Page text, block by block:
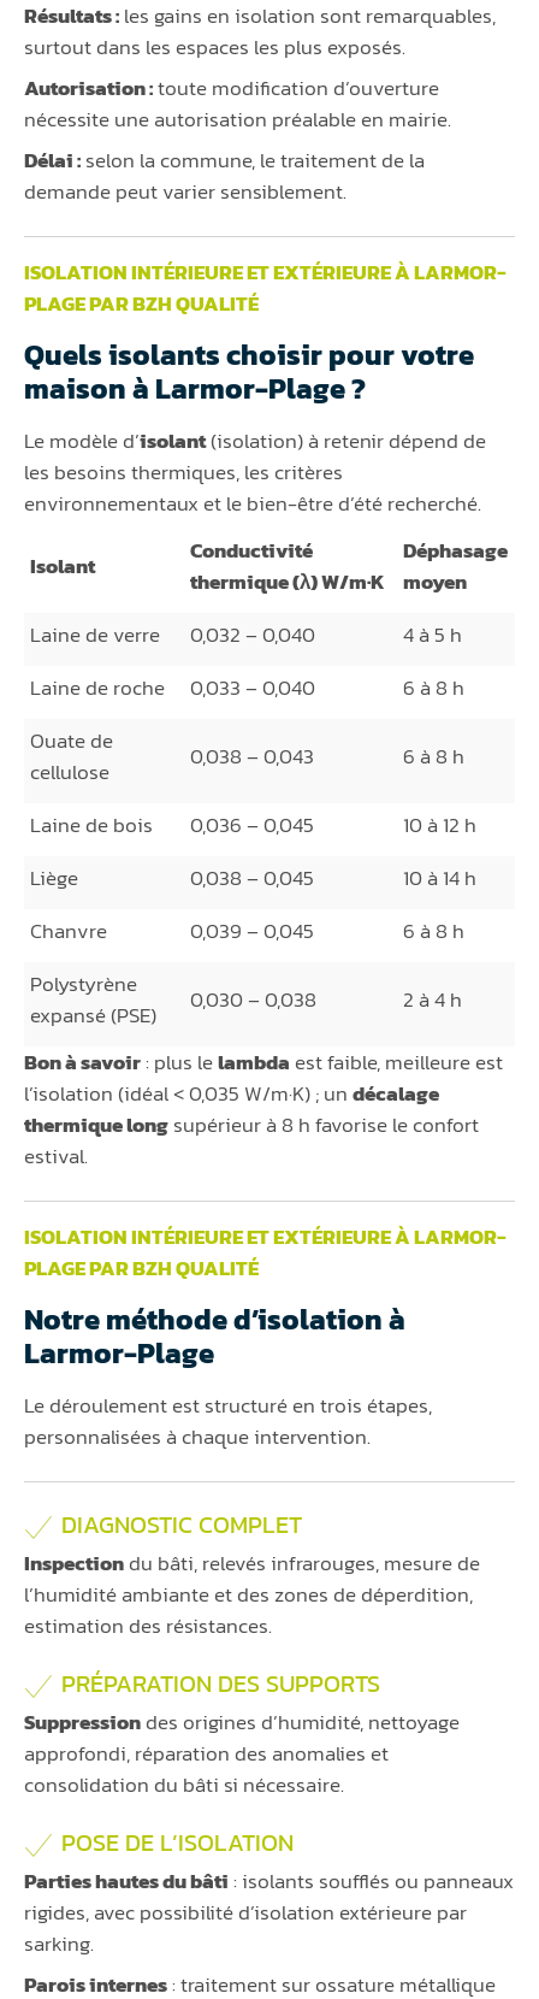
Résultats :les gains en isolation sont remarquables,
surtout dans les espaces les plus exposés.
Autorisation :toute modification d’ouverture
nécessite une autorisation préalable en mairie.
Délai :selon la commune, le traitement de la
demande peut varier sensiblement.
ISOLATION INTÉRIEURE ET EXTÉRIEURE À LARMOR-
PLAGE PAR BZH QUALITÉ
Quels isolants choisir pour votre
maison à Larmor-Plage ?
Le modèle d’isolant(isolation) à retenir dépend de
les besoins thermiques, les critères
environnementaux et le bien-être d’été recherché.
Isolant
Conductivité
thermique (λ) W/m·K
Déphasage
moyen
Laine de verre
0,032 – 0,040
4 à 5 h
Laine de roche
0,033 – 0,040
6 à 8 h
Ouate de
cellulose
0,038 – 0,043 6 à 8 h
Laine de bois 0,036 – 0,045
10 à 12 h
Liège
0,038 – 0,045
10 à 14 h
Chanvre
0,039 – 0,045
6 à 8 h
Polystyrène
expansé (PSE)
0,030 – 0,038
2 à 4 h
Bon à savoir: plus lelambda est faible, meilleure est
l’isolation (idéal < 0,035 W/m·K) ; undécalage
thermique longsupérieur à 8 h favorise le confort
estival.
ISOLATION INTÉRIEURE ET EXTÉRIEURE À LARMOR-
PLAGE PAR BZH QUALITÉ
Notre méthode d’isolation à
Larmor-Plage
Le déroulement est structuré en trois étapes,
personnalisées à chaque intervention.
DIAGNOSTIC COMPLET
Inspectiondu bâti, relevés infrarouges, mesure de
l’humidité ambiante et des zones de déperdition,
estimation des résistances.
PRÉPARATION DES SUPPORTS
Suppressiondes origines d’humidité, nettoyage
approfondi, réparation des anomalies et
consolidation du bâti si nécessaire.
POSE DE L’ISOLATION
Parties hautes du bâti: isolants soufflés ou panneaux
rigides, avec possibilité d’isolation extérieure par
sarking.
Parois internes: traitement sur ossature métallique